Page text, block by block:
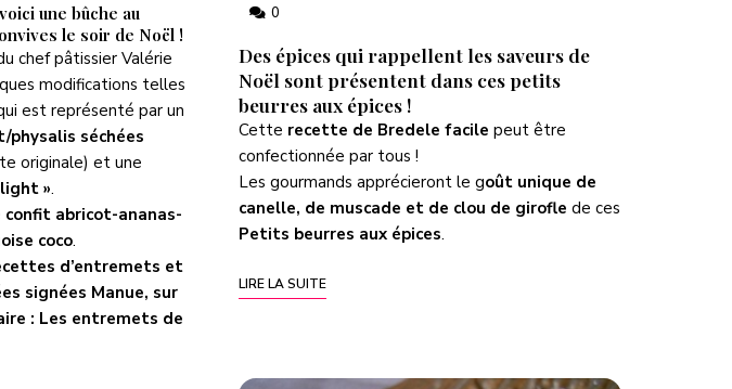
une bûche au
le soir de Noël !
chef pâtissier Valérie
modifications telles
est représenté par un
séchées
originale) et une
».
confit abricot-ananas-
coco.
d’entremets et
signées Manue, sur
: Les entremets de
0
Des épices qui rappellent les saveurs de
Noël sont présentent dans ces petits
beurres aux épices !
Cette recette de Bredele facile peut être
confectionnée par tous !
Les gourmands apprécieront le goût unique de
canelle, de muscade et de clou de girofle de ces
Petits beurres aux épices.
LIRE LA SUITE